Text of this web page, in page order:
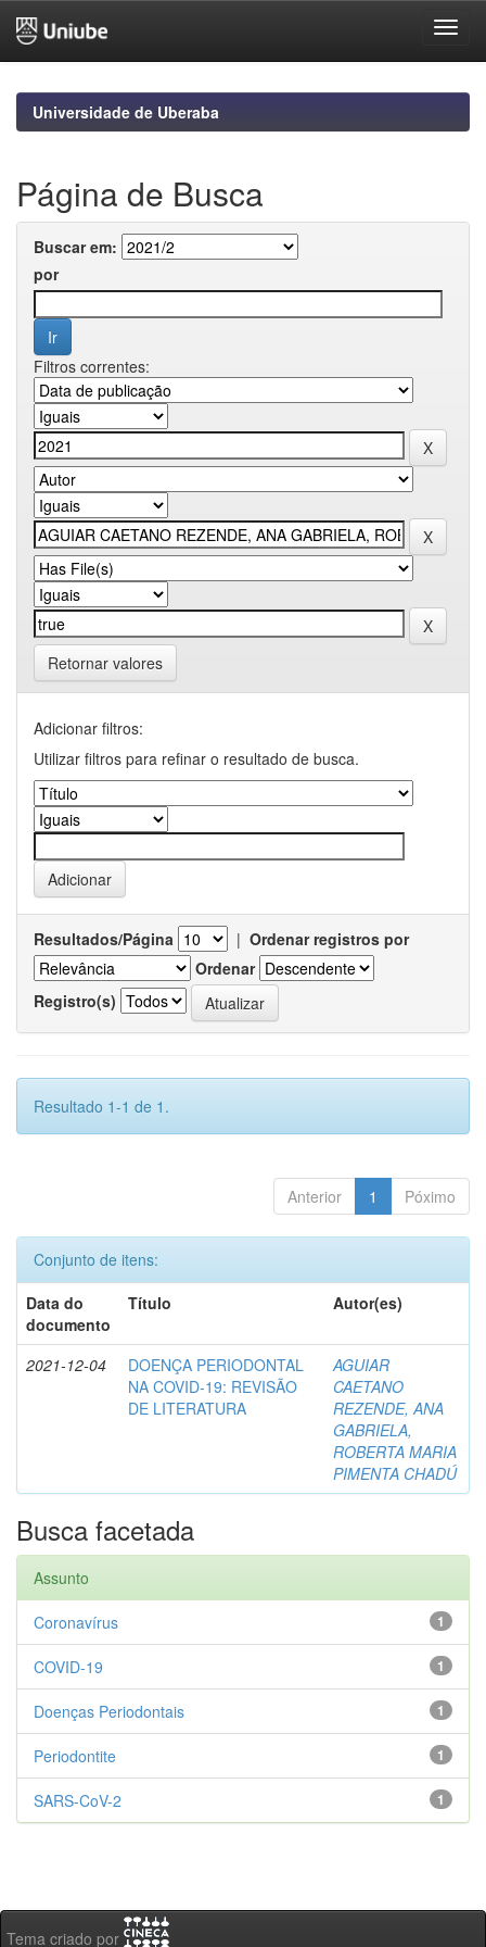
navigationUniversidade de Uberaba
Página de Busca
Buscar em:
por
Filtros correntes:
Retornar valores
Adicionar filtros:
Utilizar filtros para refinar o resultado de busca.
Resultados/Página | Ordenar registros por
Ordenar
Registro(s)
Resultado 1-1 de 1.
Anterior 1 Póximo
Conjunto de itens:
Data do
documento
Título Autor(es)
2021-12-04
DOENÇA PERIODONTAL
NA COVID-19: REVISÃO
DE LITERATURA
AGUIAR
CAETANO
REZENDE, ANA
GABRIELA,
ROBERTA MARIA
PIMENTA CHADÚ
Busca facetada
Assunto
1
Coronavírus
1
COVID-19
1
Doenças Periodontais
1
Periodontite
1
SARS-CoV-2
Tema criado por